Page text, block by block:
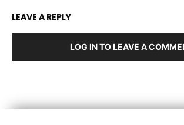
LEAVE A REPLY
LOG IN TO LEAVE A